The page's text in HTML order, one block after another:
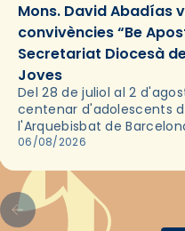
Mons. David Abadías
convivències “Be
Secretariat Diocesà
Joves
Del 28 de juliol al 2
centenar d'adolescents
l'Arquebisbat de
les convivències Be
06/08/2026